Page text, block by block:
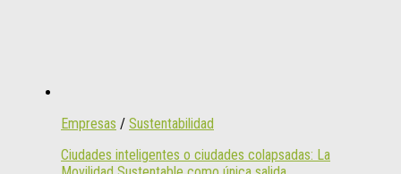
Empresas / Sustentabilidad
Ciudades inteligentes o ciudades colapsadas: La